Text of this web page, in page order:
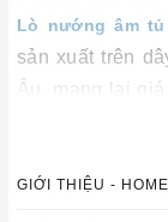
Lò nướng âm tủ
sản xuất trên
Âu, mang lại
cao trong quá
vừa tạo thâm
GIỚI THIỆU -